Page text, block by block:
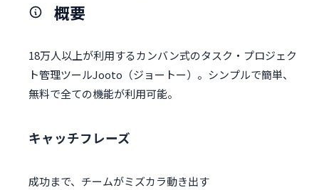
概要
18万人以上が利用するカンバン式のタスク・プロジェク
ト管理ツールJooto（ジョートー）。シンプルで簡単、
無料で全ての機能が利用可能。
キャッチフレーズ
成功まで、チームがミズカラ動き出す